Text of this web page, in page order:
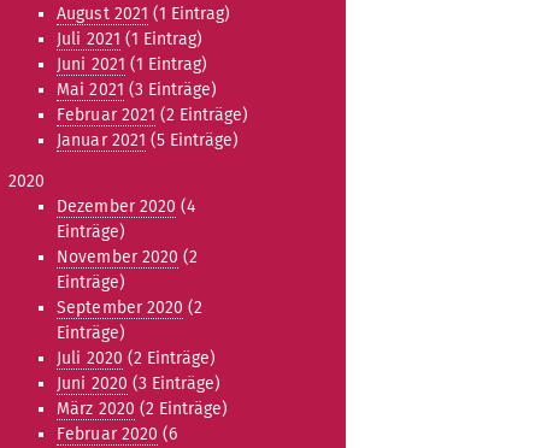
August 2021 (1 Eintrag)
Juli 2021 (1 Eintrag)
Juni 2021 (1 Eintrag)
Mai 2021 (3 Einträge)
Februar 2021 (2 Einträge)
Januar 2021 (5 Einträge)
2020
Dezember 2020 (4
Einträge)
November 2020 (2
Einträge)
September 2020 (2
Einträge)
Juli 2020 (2 Einträge)
Juni 2020 (3 Einträge)
März 2020 (2 Einträge)
Februar 2020 (6